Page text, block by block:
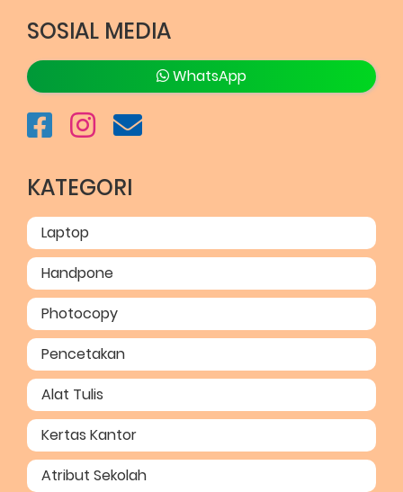
SOSIAL MEDIA
WhatsApp
KATEGORI
Laptop
Handpone
Photocopy
Pencetakan
Alat Tulis
Kertas Kantor
Atribut Sekolah